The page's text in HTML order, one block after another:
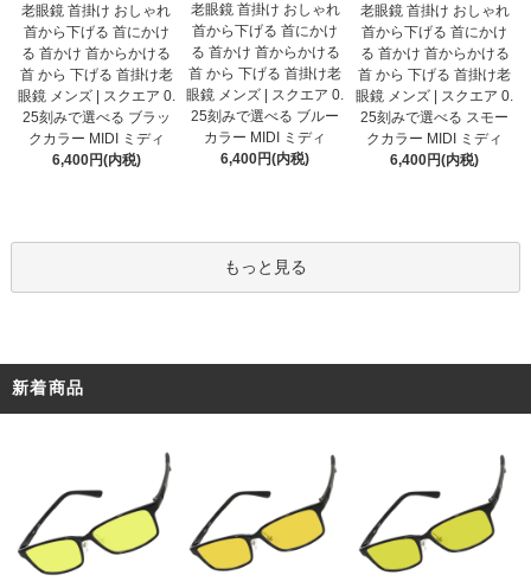
老眼鏡 首掛け おしゃれ
首から下げる 首にかけ
る 首かけ 首からかける
首 から 下げる 首掛け老
眼鏡 メンズ | スクエア 0.
25刻みで選べる ブラッ
クカラー MIDI ミディ
6,400円(内税)
老眼鏡 首掛け おしゃれ
首から下げる 首にかけ
る 首かけ 首からかける
首 から 下げる 首掛け老
眼鏡 メンズ | スクエア 0.
25刻みで選べる ブルー
カラー MIDI ミディ
6,400円(内税)
老眼鏡 首掛け おしゃれ
首から下げる 首にかけ
る 首かけ 首からかける
首 から 下げる 首掛け老
眼鏡 メンズ | スクエア 0.
25刻みで選べる スモー
クカラー MIDI ミディ
6,400円(内税)
もっと見る
新着商品